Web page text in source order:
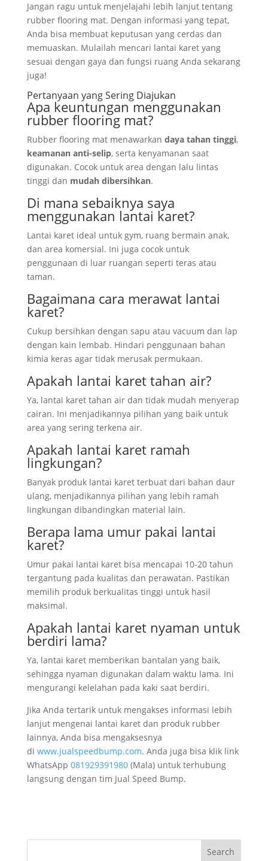
Jangan ragu untuk menjelajahi lebih lanjut tentang
rubber flooring mat. Dengan informasi yang tepat,
Anda bisa membuat keputusan yang cerdas dan
memuaskan. Mulailah mencari lantai karet yang
sesuai dengan gaya dan fungsi ruang Anda sekarang
juga!
Pertanyaan yang Sering Diajukan
Apa keuntungan menggunakan
rubber flooring mat?
Rubber flooring mat menawarkan daya tahan tinggi,
keamanan anti-selip, serta kenyamanan saat
digunakan. Cocok untuk area dengan lalu lintas
tinggi dan mudah dibersihkan.
Di mana sebaiknya saya
menggunakan lantai karet?
Lantai karet ideal untuk gym, ruang bermain anak,
dan area komersial. Ini juga cocok untuk
penggunaan di luar ruangan seperti teras atau
taman.
Bagaimana cara merawat lantai
karet?
Cukup bersihkan dengan sapu atau vacuum dan lap
dengan kain lembab. Hindari penggunaan bahan
kimia keras agar tidak merusak permukaan.
Apakah lantai karet tahan air?
Ya, lantai karet tahan air dan tidak mudah menyerap
cairan. Ini menjadikannya pilihan yang baik untuk
area yang sering terkena air.
Apakah lantai karet ramah
lingkungan?
Banyak produk lantai karet terbuat dari bahan daur
ulang, menjadikannya pilihan yang lebih ramah
lingkungan dibandingkan material lain.
Berapa lama umur pakai lantai
karet?
Umur pakai lantai karet bisa mencapai 10-20 tahun
tergantung pada kualitas dan perawatan. Pastikan
memilih produk berkualitas tinggi untuk hasil
maksimal.
Apakah lantai karet nyaman untuk
berdiri lama?
Ya, lantai karet memberikan bantalan yang baik,
sehingga nyaman digunakan dalam waktu lama. Ini
mengurangi kelelahan pada kaki saat berdiri.
Jika Anda tertarik untuk mengakses informasi lebih
lanjut mengenai lantai karet dan produk rubber
lainnya, Anda bisa mengaksesnya
di www.jualspeedbump.com. Anda juga bisa klik link
WhatsApp 081929391980(Mala) untuk terhubung
langsung dengan tim Jual Speed Bump.